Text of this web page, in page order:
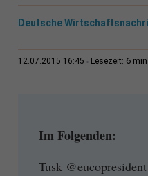
Deutsche
12.07.2015 16:45 Lesezeit: 6 min
Im Folgenden:
Tusk